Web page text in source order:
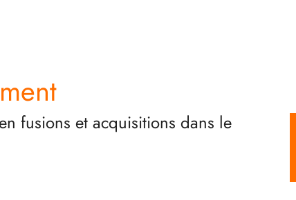
fusions et acquisitions dans le